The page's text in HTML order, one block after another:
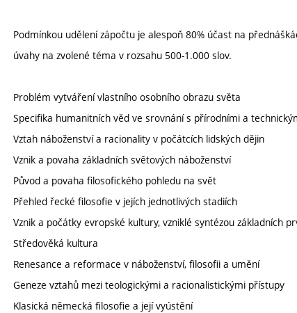
Podmínkou udělení zápočtu je alespoň 80% účast na
úvahy na zvolené téma v rozsahu 500-1.000 slov.
Problém vytváření vlastního osobního obrazu světa
Specifika humanitních věd ve srovnání s přírodními a
Vztah náboženství a racionality v počátcích lidských dějin
Vznik a povaha základních světových náboženství
Původ a povaha filosofického pohledu na svět
Přehled řecké filosofie v jejích jednotlivých stadiích
Vznik a počátky evropské kultury, vzniklé syntézou základních
Středověká kultura
Renesance a reformace v náboženství, filosofii a umění
Geneze vztahů mezi teologickými a racionalistickými přístupy
Klasická německá filosofie a její vyústění